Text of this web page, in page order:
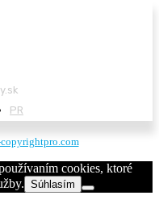
PR
cookies, ktoré
Súhlasím